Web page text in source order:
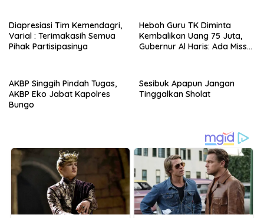
Diapresiasi Tim Kemendagri,
Varial : Terimakasih Semua
Pihak Partisipasinya
Heboh Guru TK Diminta
Kembalikan Uang 75 Juta,
Gubernur Al Haris: Ada Miss
AKBP Singgih Pindah Tugas,
AKBP Eko Jabat Kapolres
Bungo
Sesibuk Apapun Jangan
Tinggalkan Sholat